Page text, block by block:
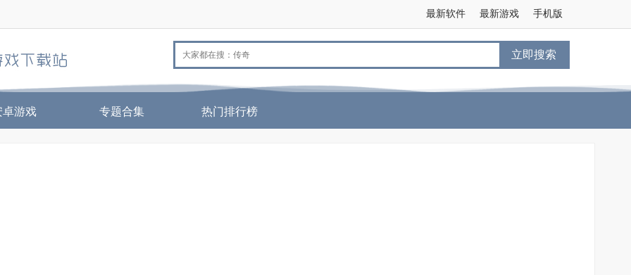
手机版
最新游戏
最新软件
立即搜索
卓游戏 专题合集 热门排行榜